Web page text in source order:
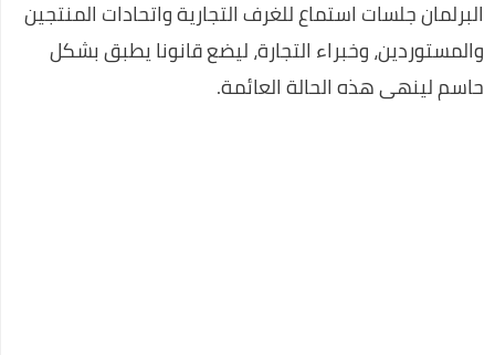
البرلمان جلسات استماع للغرف التجارية واتحادات المنتجين
والمستوردين، وخبراء التجارة، ليضع قانونا يطبق بشكل
حاسم لينهى هذه الحالة العائمة.